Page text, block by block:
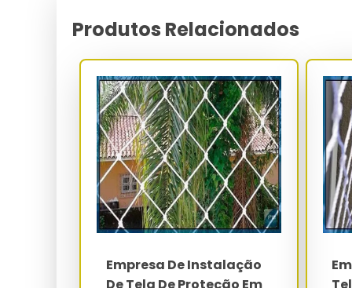
e termo de garantia de 36 a 60 meses contra
com certificado ICP-Brasil e arquivado por 5
A integração com esquadrias de alumínio
preservação da garantia do fabricante,
butílica de vedação e cordoalha tensionada em
estrutura e mantém o OEE do sistema de
corretiva.
Parâmetro
Material da rede
Malha padrão
Diâmetro do fio
Produtos Relacionados
Empresa De Instalação
De Tela De Proteção Em